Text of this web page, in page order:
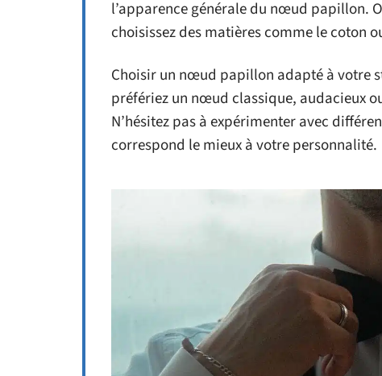
l’apparence générale du nœud papillon.
choisissez des matières comme le coton
Choisir un nœud papillon adapté à votre
préfériez un nœud classique, audacieux
N’hésitez pas à expérimenter avec
correspond le mieux à votre personnalité.